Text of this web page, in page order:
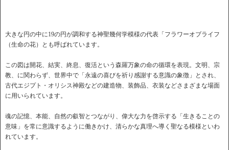
大きな円の中に19の円が調和する神聖幾何学模様の代表「フラワーオブライフ
（生命の花）とも呼ばれています。
この図は開花、結実、終息、復活という森羅万象の命の循環を表現。文明、宗
教、に関わらず、世界中で「永遠の喜びを祈り感謝する意識の象徴」とされ、
古代エジプト・オリシス神殿などの建造物、装飾品、衣装などさまざまな場面
に用いられています。
魂の記憶、本能、自然の叡智とつながり、偉大な力を啓示する「生きることの
意味」を常に意識するように働きかけ、清らかな真理へ導く聖なる模様といわ
れています。